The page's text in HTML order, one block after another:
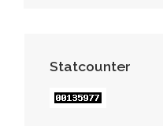
Statcounter